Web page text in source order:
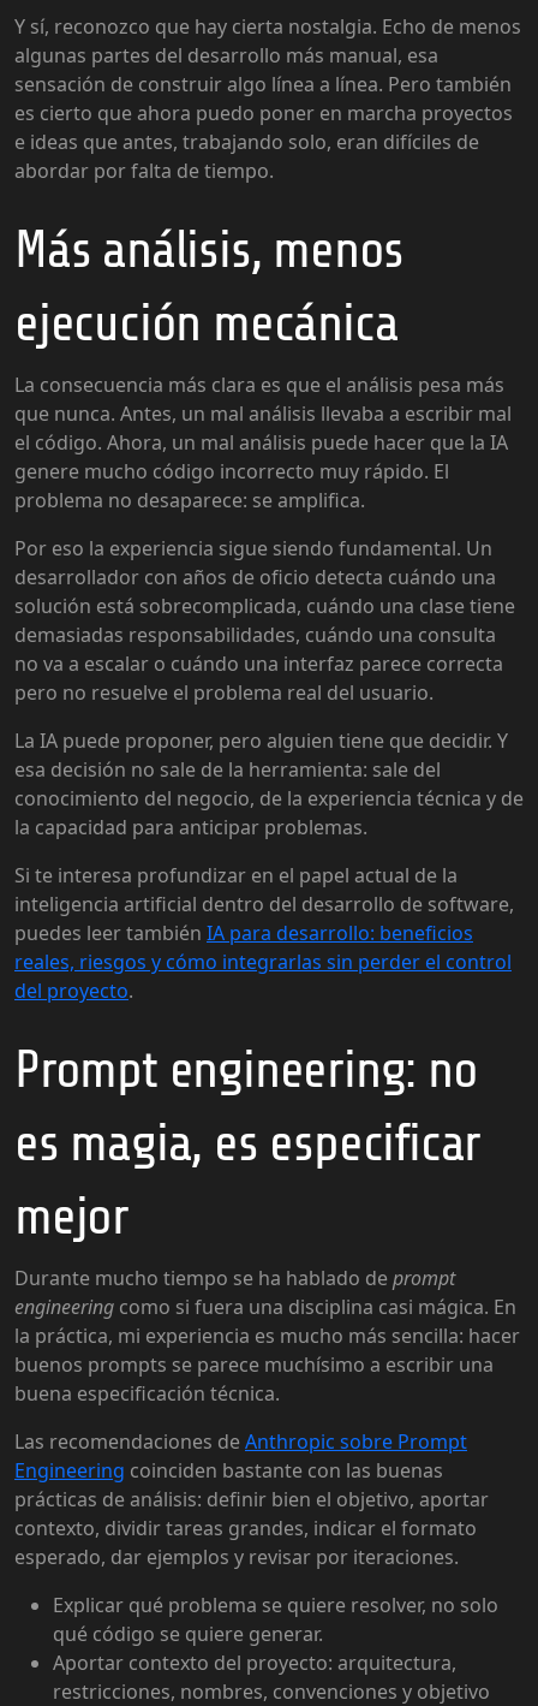
Y sí, reconozco que hay cierta nostalgia. Echo de menos
algunas partes del desarrollo más manual, esa
sensación de construir algo línea a línea. Pero también
es cierto que ahora puedo poner en marcha proyectos
e ideas que antes, trabajando solo, eran difíciles de
abordar por falta de tiempo.
Más análisis, menos
ejecución mecánica
La consecuencia más clara es que el análisis pesa más
que nunca. Antes, un mal análisis llevaba a escribir mal
el código. Ahora, un mal análisis puede hacer que la IA
genere mucho código incorrecto muy rápido. El
problema no desaparece: se amplifica.
Por eso la experiencia sigue siendo fundamental. Un
desarrollador con años de oficio detecta cuándo una
solución está sobrecomplicada, cuándo una clase tiene
demasiadas responsabilidades, cuándo una consulta
no va a escalar o cuándo una interfaz parece correcta
pero no resuelve el problema real del usuario.
La IA puede proponer, pero alguien tiene que decidir. Y
esa decisión no sale de la herramienta: sale del
conocimiento del negocio, de la experiencia técnica y de
la capacidad para anticipar problemas.
Si te interesa profundizar en el papel actual de la
inteligencia artificial dentro del desarrollo de software,
puedes leer también IA para desarrollo: beneficios
reales, riesgos y cómo integrarlas sin perder el control
del proyecto.
Prompt engineering: no
es magia, es especificar
mejor
Durante mucho tiempo se ha hablado deprompt
engineering como si fuera una disciplina casi mágica. En
la práctica, mi experiencia es mucho más sencilla: hacer
buenos prompts se parece muchísimo a escribir una
buena especificación técnica.
Las recomendaciones deAnthropic sobre Prompt
Engineering coinciden bastante con las buenas
prácticas de análisis: definir bien el objetivo, aportar
contexto, dividir tareas grandes, indicar el formato
esperado, dar ejemplos y revisar por iteraciones.
Explicar qué problema se quiere resolver, no solo
qué código se quiere generar.
Aportar contexto del proyecto: arquitectura,
restricciones, nombres, convenciones y objetivo